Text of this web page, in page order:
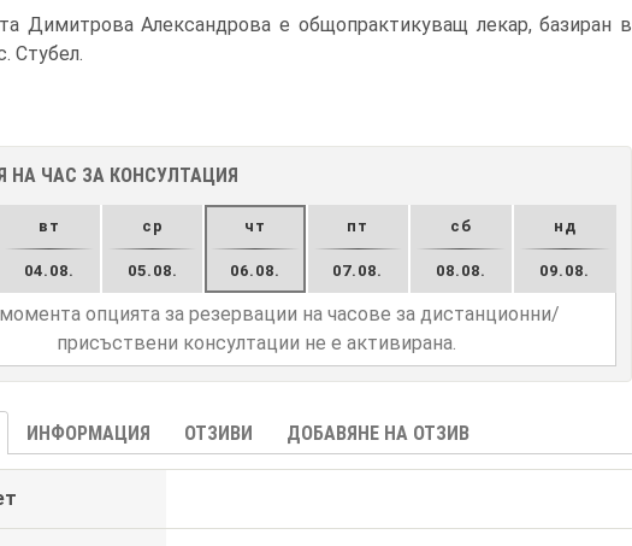
Димитрова Александрова е общопрактикуващ лекар, базиран в
Стубел.
НА ЧАС ЗА КОНСУЛТАЦИЯ
вт
04.08.
ср
05.08.
чт
06.08.
пт
07.08.
сб
08.08.
нд
09.08.
опцията за резервации на часове за дистанционни/
присъствени консултации не е активирана.
ИНФОРМАЦИЯ ОТЗИВИ ДОБАВЯНЕ НА ОТЗИВ